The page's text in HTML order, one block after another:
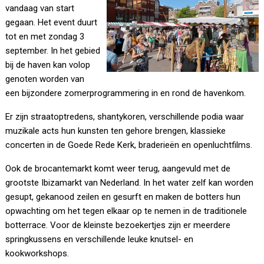
vandaag van start
gegaan. Het event duurt
tot en met zondag 3
september. In het gebied
bij de haven kan volop
genoten worden van
een bijzondere zomerprogrammering in en rond de havenkom.
Er zijn straatoptredens, shantykoren, verschillende podia waar
muzikale acts hun kunsten ten gehore brengen, klassieke
concerten in de Goede Rede Kerk, braderieën en openluchtfilms.
Ook de brocantemarkt komt weer terug, aangevuld met de
grootste Ibizamarkt van Nederland. In het water zelf kan worden
gesupt, gekanood zeilen en gesurft en maken de botters hun
opwachting om het tegen elkaar op te nemen in de traditionele
botterrace. Voor de kleinste bezoekertjes zijn er meerdere
springkussens en verschillende leuke knutsel- en
kookworkshops.